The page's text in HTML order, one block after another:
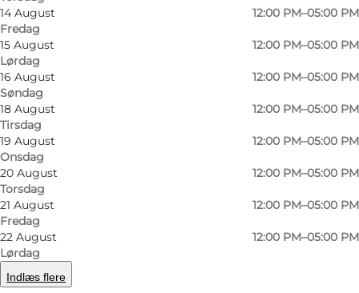
14 August
Fredag
12:00 PM–05:00 PM
15 August
Lørdag
12:00 PM–05:00 PM
16 August
Søndag
12:00 PM–05:00 PM
18 August
Tirsdag
12:00 PM–05:00 PM
19 August
Onsdag
12:00 PM–05:00 PM
20 August
Torsdag
12:00 PM–05:00 PM
21 August
Fredag
12:00 PM–05:00 PM
22 August
Lørdag
12:00 PM–05:00 PM
Indlæs flere
Strandvejen 13
7620 Lemvig